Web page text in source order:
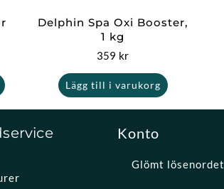
Delphin Spa Oxi Booster,
1 kg
359 kr
Lägg till i varukorg
Konto
Glömt lösenordet